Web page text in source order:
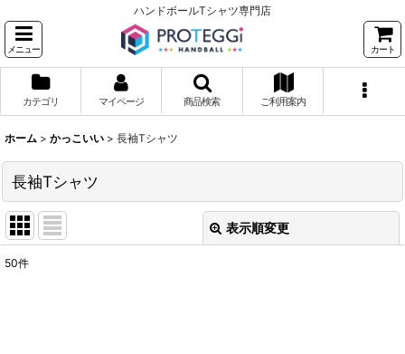
ハンドボールTシャツ専門店
メニュー カート
カテゴリ マイページ 商品検索 ご利用案内
ホーム > かっこいい > 長袖Tシャツ
長袖Tシャツ
表示順変更
50件